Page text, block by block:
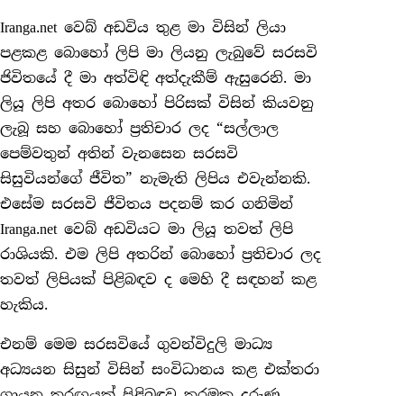
Iranga.net වෙබ් අඩවිය තුළ මා විසින් ලියා
පළකළ බොහෝ ලිපි මා ලියනු ලැබුවේ සරසවි
ජිවිතයේ දී මා අත්විඳි අත්දැකීම් ඇසුරෙනි. මා
ලියූ ලිපි අතර බොහෝ පිරිසක් විසින් කියවනු
ලැබූ සහ බොහෝ ප්‍රතිචාර ලද “සල්ලාල
පෙම්වතුන් අතින් වැනසෙන සරසවි
සිසුවියන්ගේ ජීවිත” නැමැති ලිපිය එවැන්නකි.
එසේම සරසවි ජීවිතය පදනම් කර ගනිමින්
Iranga.net වෙබ් අඩවියට මා ලියූ තවත් ලිපි
රාශියකි. එම ලිපි අතරින් බොහෝ ප්‍රතිචාර ලද
තවත් ලිපියක් පිළිබඳව ද මෙහි දී සඳහන් කළ
හැකිය.
එනම් මෙම සරසවියේ ගුවන්විදුලි මාධ්‍ය
අධ්‍යයන සිසුන් විසින් සංවිධානය කළ එක්තරා